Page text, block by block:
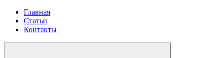
Главная
Статьи
Контакты